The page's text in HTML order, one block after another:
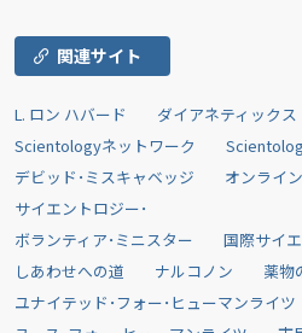
関連サイト
L. ロン ハバード
ダイアネティックス
Scientologyネットワーク
デビッド･ミスキャベッジ
オンライ
サイエントロジー･
ボランティア･ミニスター
国際サイ
しあわせへの道
ナルコノン
薬物
ユナイテッド･フォー･ヒューマンライツ